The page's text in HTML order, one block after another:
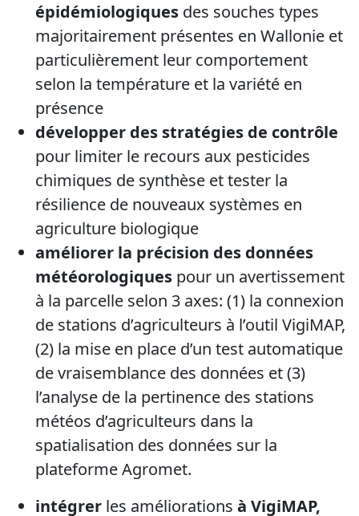
épidémiologiques des souches types
majoritairement présentes en Wallonie et
particulièrement leur comportement
selon la température et la variété en
présence
développer des stratégies de contrôle
pour limiter le recours aux pesticides
chimiques de synthèse et tester la
résilience de nouveaux systèmes en
agriculture biologique
améliorer la précision des données
météorologiques pour un avertissement
à la parcelle selon 3 axes: (1) la connexion
de stations d’agriculteurs à l’outil VigiMAP,
(2) la mise en place d’un test automatique
de vraisemblance des données et (3)
l’analyse de la pertinence des stations
météos d’agriculteurs dans la
spatialisation des données sur la
plateforme Agromet.
intégrer les améliorations à VigiMAP,